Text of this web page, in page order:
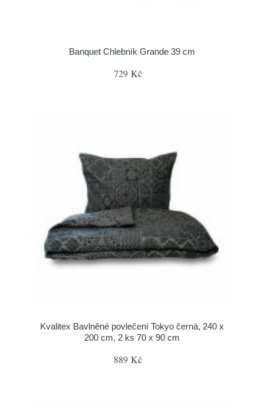
Banquet Chlebník Grande 39 cm
729 Kč
Kvalitex Bavlněné povlečení Tokyo černá, 240 x
200 cm, 2 ks 70 x 90 cm
889 Kč